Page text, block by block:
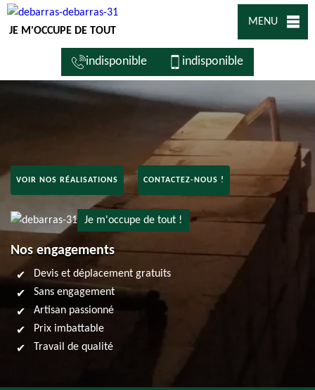
JE M'OCCUPE DE TOUT
MENU
indisponible indisponible
VOIR NOS RÉALISATIONS CONTACTEZ-NOUS !
Je m'occupe de tout !
Nos engagements
Devis et déplacement gratuits
Sans engagement
Artisan passionné
Prix imbattable
Travail de qualité